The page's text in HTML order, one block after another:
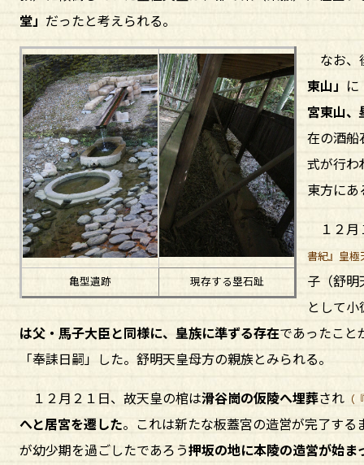
堂」 だったと考えられる。
亀型遺跡 現存する塁石趾
なお、
東山」 に
宮東山
在の酒船
式が行わ
東方に
１２月
書紀』皇
子（舒
として
は父・馬子大臣と同様に、皇族に準ずる存在であったこと
「奉誄日嗣」した。舒明天皇母方の親族とみられる。
１２月２１日、故天皇の棺は滑谷崗の仮陵へ埋葬され
へと居宮を遷した。これは新たな板蓋宮の造営が完了する
が幼少期を過ごしたであろう押坂の地に本陵の造営が始ま